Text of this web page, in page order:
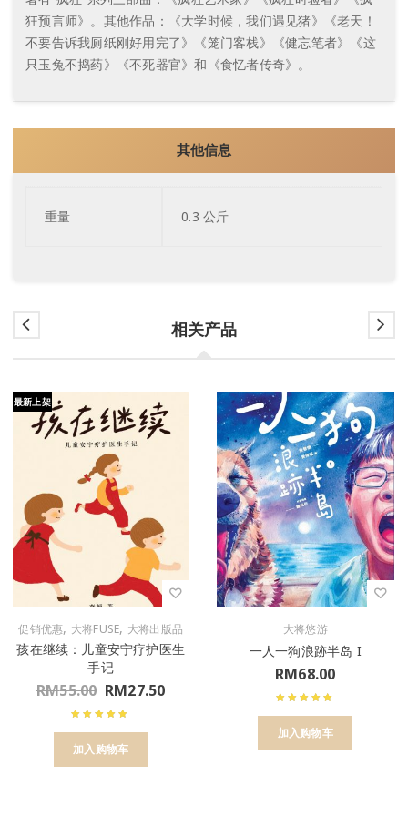
狂预言师》。其他作品：《大学时候，我们遇见猪》《老天！
不要告诉我厕纸刚好用完了》《笼门客栈》《健忘笔者》《这
只玉兔不捣药》《不死器官》和《食忆者传奇》。
其他信息
重量 0.3 公斤
相关产品
最新上架
促销优惠, 大将FUSE, 大将出版品
孩在继续：儿童安宁疗护医生
手记
RM55.00 RM27.50
加入购物车
大将悠游
一人一狗浪跡半岛 I
RM68.00
加入购物车